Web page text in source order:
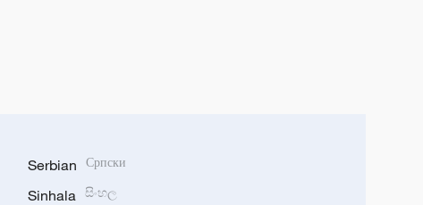
Serbian Српски
Sinhala සිංහල